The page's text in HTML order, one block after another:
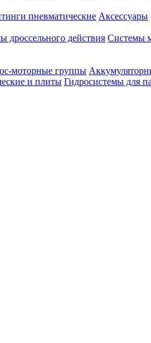
пневматические Аксессуары
дроссельного действия Системы
моторные группы
и плиты Гидросистемы для